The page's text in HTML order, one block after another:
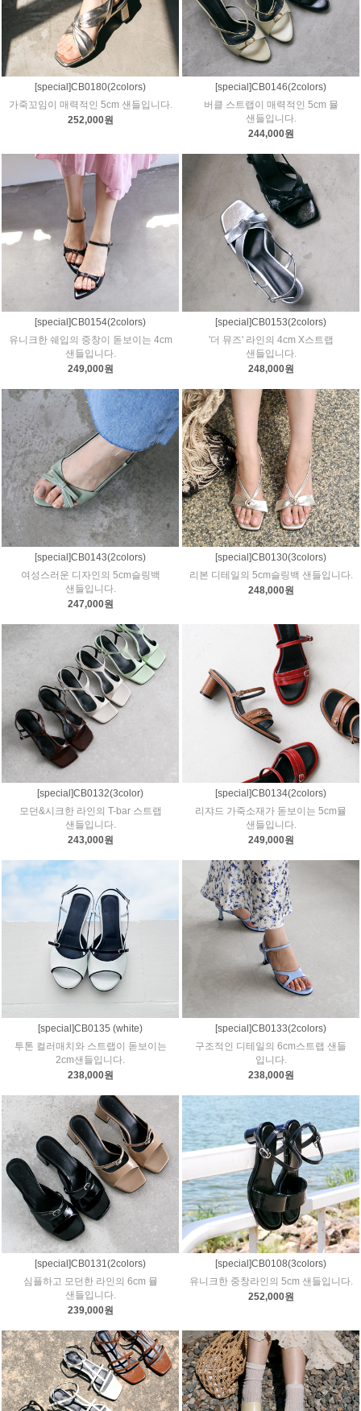
[special]CB0180(2colors)
가죽꼬임이 매력적인 5cm 샌들입니다.
252,000원
[special]CB0146(2colors)
버클 스트랩이 매력적인 5cm 뮬
샌들입니다.
244,000원
[special]CB0154(2colors)
유니크한 쉐입의 중창이 돋보이는 4cm
샌들입니다.
249,000원
[special]CB0153(2colors)
'더 뮤즈' 라인의 4cm X스트랩
샌들입니다.
248,000원
[special]CB0143(2colors)
여성스러운 디자인의 5cm슬링백
샌들입니다.
247,000원
[special]CB0130(3colors)
리본 디테일의 5cm슬링백 샌들입니다.
248,000원
[special]CB0132(3color)
모던&시크한 라인의 T-bar 스트랩
샌들입니다.
243,000원
[special]CB0134(2colors)
리쟈드 가죽소재가 돋보이는 5cm뮬
샌들입니다.
249,000원
[special]CB0135 (white)
투톤 컬러매치와 스트랩이 돋보이는
2cm샌들입니다.
238,000원
[special]CB0133(2colors)
구조적인 디테일의 6cm스트랩 샌들
입니다.
238,000원
[special]CB0131(2colors)
심플하고 모던한 라인의 6cm 뮬
샌들입니다.
239,000원
[special]CB0108(3colors)
유니크한 중창라인의 5cm 샌들입니다.
252,000원